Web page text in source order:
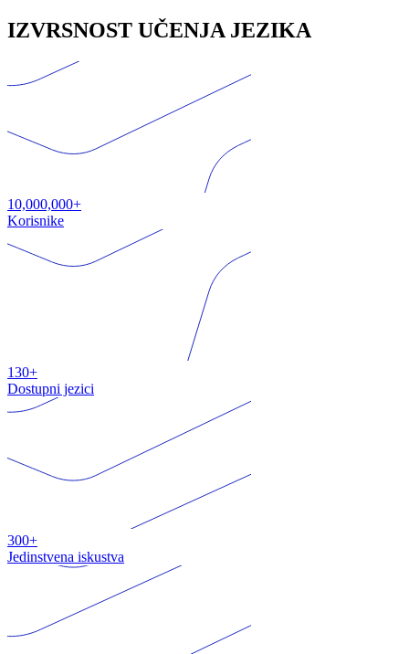
IZVRSNOST UČENJA JEZIKA
10,000,000+
Korisnike
130+
Dostupni jezici
300+
Jedinstvena iskustva